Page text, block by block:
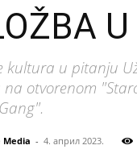
kultura u pitanju
na otvorenom
Media - 4. април 2023.